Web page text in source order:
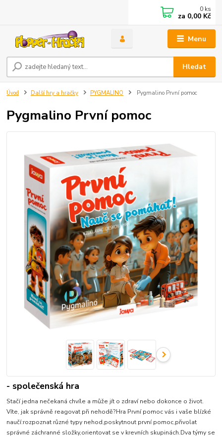
Menu
Hledat
0 ks
za 0,00 Kč
Úvod Další hry a hračky PYGMALINO Pygmalino První pomoc
Pygmalino První pomoc
- společenská hra
Stačí jedna nečekaná chvíle a může jít o zdraví nebo dokonce o život.
Víte, jak správně reagovat při nehodě?Hra První pomoc vás i vaše blízké
naučí:rozpoznat různé typy nehod,poskytnout první pomoc,přivolat
správné záchranné složky,orientovat se v krevních skupinách.Dva týmy se